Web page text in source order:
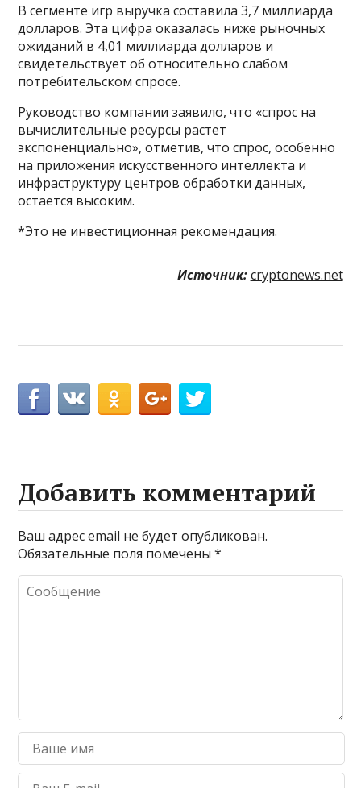
В сегменте игр выручка составила 3,7 миллиарда
долларов. Эта цифра оказалась ниже рыночных
ожиданий в 4,01 миллиарда долларов и
свидетельствует об относительно слабом
потребительском спросе.
Руководство компании заявило, что «спрос на
вычислительные ресурсы растет
экспоненциально», отметив, что спрос, особенно
на приложения искусственного интеллекта и
инфраструктуру центров обработки данных,
остается высоким.
*Это не инвестиционная рекомендация.
Источник: cryptonews.net
Добавить комментарий
Ваш адрес email не будет опубликован.
Обязательные поля помечены*